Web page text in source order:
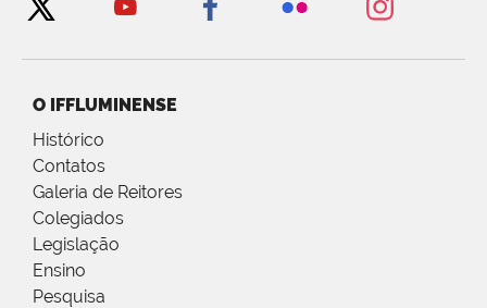
O IFFLUMINENSE
Histórico
Contatos
Galeria de Reitores
Colegiados
Legislação
Ensino
Pesquisa